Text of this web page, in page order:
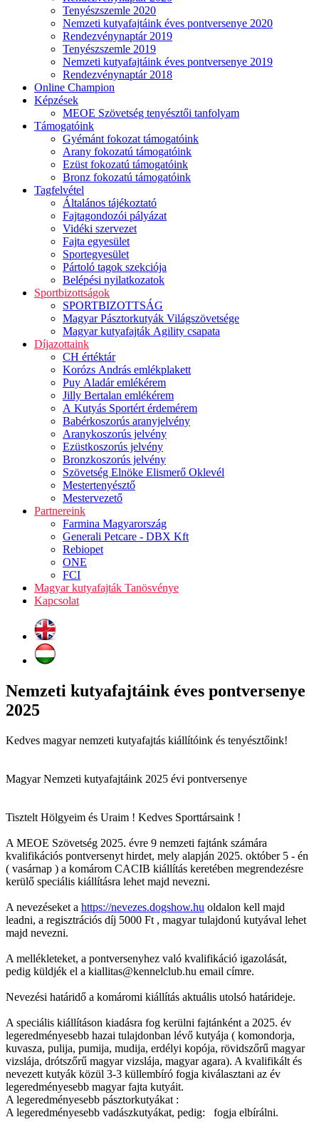
Tenyészszemle 2020
Nemzeti kutyafajtáink éves pontversenye 2020
Rendezvénynaptár 2019
Tenyészszemle 2019
Nemzeti kutyafajtáink éves pontversenye 2019
Rendezvénynaptár 2018
Online Champion
Képzések
MEOE Szövetség tenyésztői tanfolyam
Támogatóink
Gyémánt fokozat támogatóink
Arany fokozatú támogatóink
Ezüst fokozatú támogatóink
Bronz fokozatú támogatóink
Tagfelvétel
Általános tájékoztató
Fajtagondozói pályázat
Vidéki szervezet
Fajta egyesület
Sportegyesület
Pártoló tagok szekciója
Belépési nyilatkozatok
Sportbizottságok
SPORTBIZOTTSÁG
Magyar Pásztorkutyák Világszövetsége
Magyar kutyafajták Agility csapata
Díjazottaink
CH értéktár
Korózs András emlékplakett
Puy Aladár emlékérem
Jilly Bertalan emlékérem
A Kutyás Sportért érdemérem
Babérkoszorús aranyjelvény
Aranykoszorús jelvény
Ezüstkoszorús jelvény
Bronzkoszorús jelvény
Szövetség Elnöke Elismerő Oklevél
Mestertenyésztő
Mestervezető
Partnereink
Farmina Magyarország
Generali Petcare - DBX Kft
Rebiopet
ONE
FCI
Magyar kutyafajták Tanösvénye
Kapcsolat
Nemzeti kutyafajtáink éves pontversenye
2025
Kedves magyar nemzeti kutyafajtás kiállítóink és tenyésztőink!
Magyar Nemzeti kutyafajtáink 2025 évi pontversenye
Tisztelt Hölgyeim és Uraim ! Kedves Sporttársaink !
A MEOE Szövetség 2025. évre 9 nemzeti fajtánk számára
kvalifikációs pontversenyt hirdet, mely alapján 2025. október 5 - én
( vasárnap ) a komárom CACIB kiállítás keretében megrendezésre
kerülő speciális kiállításra lehet majd nevezni.
A nevezéseket a https://nevezes.dogshow.hu oldalon kell majd
leadni, a regisztrációs díj 5000 Ft , magyar tulajdonú kutyával lehet
majd nevezni.
A mellékleteket, a pontversenyhez való kvalifikáció igazolását,
pedig küldjék el a kiallitas@kennelclub.hu email címre.
Nevezési határidő a komáromi kiállítás aktuális utolsó határideje.
A speciális kiállításon kiadásra fog kerülni fajtánként a 2025. év
legeredményesebb hazai tulajdonban lévő kutyája ( komondorja,
kuvasza, pulija, pumija, mudija, erdélyi kopója, rövidszőrű magyar
vizslája, drótszőrű magyar vizslája, magyar agara). A kvalifikált és
nevezett kutyák közül 3-3 küllembíró fogja kiválasztani az év
legeredményesebb magyar fajta kutyáit.
A legeredményesebb pásztorkutyákat :
A legeredményesebb vadászkutyákat, pedig: fogja elbírálni.